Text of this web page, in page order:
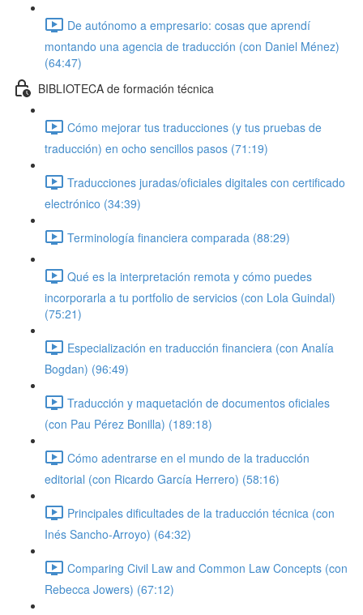
De autónomo a empresario: cosas que aprendí
montando una agencia de traducción (con Daniel Ménez)
(64:47)
BIBLIOTECA de formación técnica
Cómo mejorar tus traducciones (y tus pruebas de
traducción) en ocho sencillos pasos (71:19)
Traducciones juradas/oficiales digitales con certificado
electrónico (34:39)
Terminología financiera comparada (88:29)
Qué es la interpretación remota y cómo puedes
incorporarla a tu portfolio de servicios (con Lola Guindal)
(75:21)
Especialización en traducción financiera (con Analía
Bogdan) (96:49)
Traducción y maquetación de documentos oficiales
(con Pau Pérez Bonilla) (189:18)
Cómo adentrarse en el mundo de la traducción
editorial (con Ricardo García Herrero) (58:16)
Principales dificultades de la traducción técnica (con
Inés Sancho-Arroyo) (64:32)
Comparing Civil Law and Common Law Concepts (con
Rebecca Jowers) (67:12)